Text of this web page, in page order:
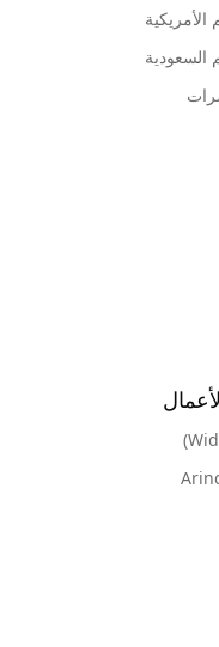
الأمريكية
السعودية